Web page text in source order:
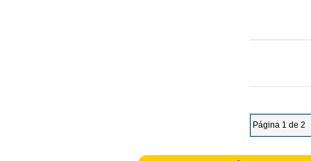
Página 1 de 2